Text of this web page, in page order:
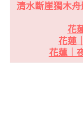
清水斷崖獨木
花
花蓮
花蓮｜